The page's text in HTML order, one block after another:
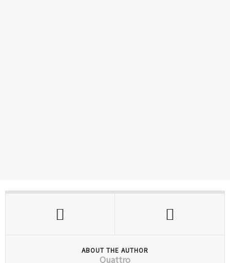
ABOUT THE AUTHOR
Quattro